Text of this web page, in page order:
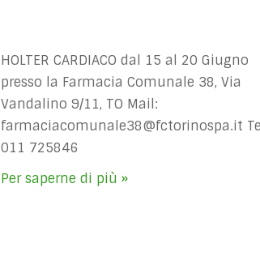
HOLTER CARDIACO dal 15 al 20 Giugno
presso la Farmacia Comunale 38, Via
Vandalino 9/11, TO Mail:
farmaciacomunale38@fctorinospa.it
011 725846
Per saperne di più »